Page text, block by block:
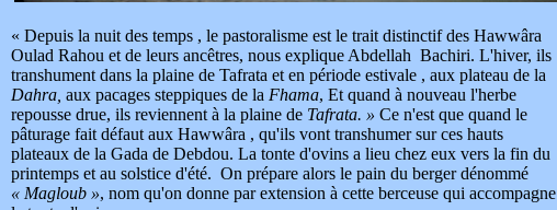
« Depuis la nuit des temps , le pastoralisme est le trait distinctif des Hawwâra
Oulad Rahou et de leurs ancêtres, nous explique Abdellah Bachiri. L'hiver, ils
transhument dans la plaine de Tafrata et en période estivale , aux plateau de la
Dahra aux pacages steppiques de la Fhama, Et quand à nouveau l'herbe
repousse drue, ils reviennent à la plaine de Tafrata. » Ce n'est que quand le
pâturage fait défaut aux Hawwâra , qu'ils vont transhumer sur ces hauts
plateaux de la Gada de Debdou. La tonte d'ovins a lieu chez eux vers la fin du
printemps et au solstice d'été. On prépare alors le pain du berger dénommé
« Magloub », nom qu'on donne par extension à cette berceuse qui accompagne